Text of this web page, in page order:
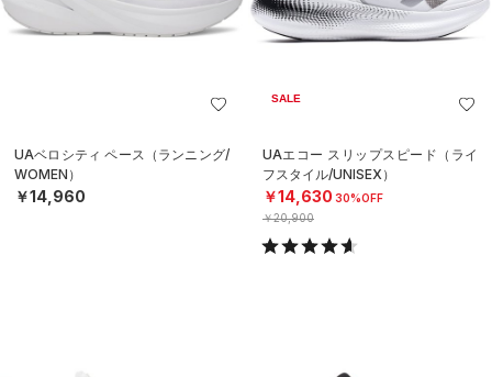
UAベロシティ ペース（ランニング/
WOMEN）
￥14,960
SALE
UAエコー スリップスピード（ライ
フスタイル/UNISEX）
￥14,630 30%OFF
￥20,900